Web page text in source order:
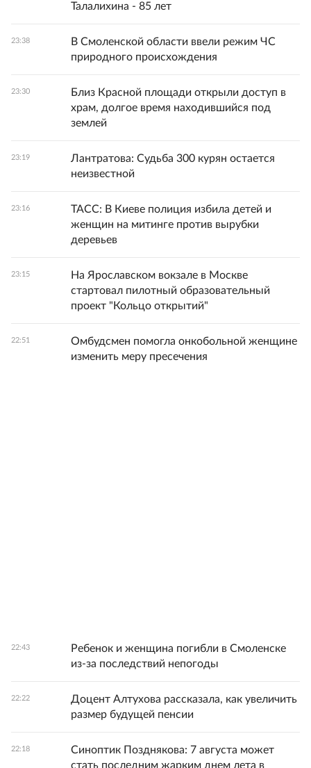
Талалихина - 85 лет
23:38
В Смоленской области ввели режим ЧС
природного происхождения
23:30
Близ Красной площади открыли доступ в
храм, долгое время находившийся под
землей
23:19
Лантратова: Судьба 300 курян остается
неизвестной
23:16
ТАСС: В Киеве полиция избила детей и
женщин на митинге против вырубки
деревьев
23:15
На Ярославском вокзале в Москве
стартовал пилотный образовательный
проект "Кольцо открытий"
22:51
Омбудсмен помогла онкобольной женщине
изменить меру пресечения
22:43
Ребенок и женщина погибли в Смоленске
из-за последствий непогоды
22:22
Доцент Алтухова рассказала, как увеличить
размер будущей пенсии
22:18
Синоптик Позднякова: 7 августа может
стать последним жарким днем лета в